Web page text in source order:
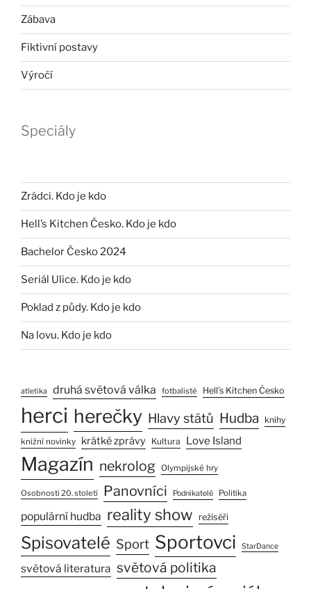
Zábava
Fiktivní postavy
Výročí
Speciály
Zrádci. Kdo je kdo
Hell’s Kitchen Česko. Kdo je kdo
Bachelor Česko 2024
Seriál Ulice. Kdo je kdo
Poklad z půdy. Kdo je kdo
Na lovu. Kdo je kdo
atletika druhá světová válka fotbalisté Hell’s Kitchen Česko
herci herečky Hlavy států Hudba knihy
knižní novinky krátké zprávy Kultura Love Island
Magazín nekrolog Olympijské hry
Osobnosti 20. století Panovníci Podnikatelé Politika
populární hudba reality show režiséři
Spisovatelé Sport Sportovci StarDance
světová literatura světová politika